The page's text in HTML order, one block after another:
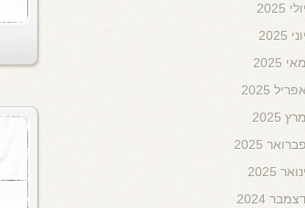
יולי 2025
יוני 2025
מאי 2025
2025
מרץ 2025
פברואר 2025
ינואר 2025
2024